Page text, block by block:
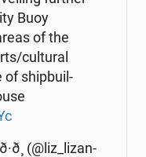
Buoy
of the
cul­tu­ral
of ship­bu­il­
(@liz_li­zan­